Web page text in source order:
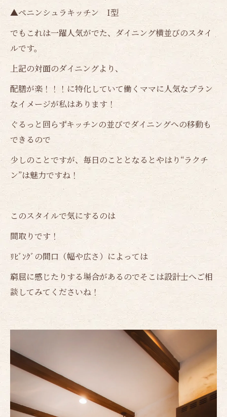
▲ペニンシュラキッチン I型
でもこれは一躍人気がでた、ダイニング横並びのスタイ
ルです。
上記の対面のダイニングより、
配膳が楽！！！に特化していて働くママに人気なプラン
なイメージが私はあります！
ぐるっと回らずキッチンの並びでダイニングへの移動も
できるので
少しのことですが、毎日のこととなるとやはり“ラクチ
ン”は魅力ですね！
このスタイルで気にするのは
間取りです！
ﾘﾋﾞﾝｸﾞの間口（幅や広さ）によっては
窮屈に感じたりする場合があるのでそこは設計士へご相
談してみてくださいね！